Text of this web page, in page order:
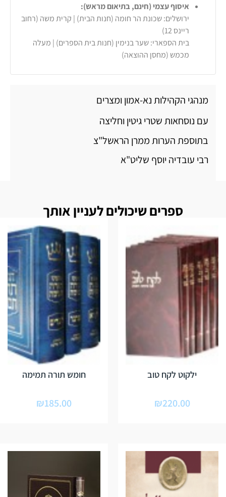
איסוף עצמי (חינם, בתיאום מראש):
ירושלים: שכונת הר חומה (חנות הבית) | קרית משה (רחוב
ריינס 12)
בית הספארי: שער בנימין (חנות בית הספרים) | מעלה
מכמש (מחסן ההוצאה)
מנהגי הקהילות נא-אמון ומצרים
עם נוסחאות שטרי גיטין וחליצה
בתוספת הערות ממרן הראשל"צ
רבי עובדיה יוסף שליט"א
ספרים שיכולים לעניין אותך
ילקוט לקח טוב
₪220.00
חומש תורה תמימה
₪185.00